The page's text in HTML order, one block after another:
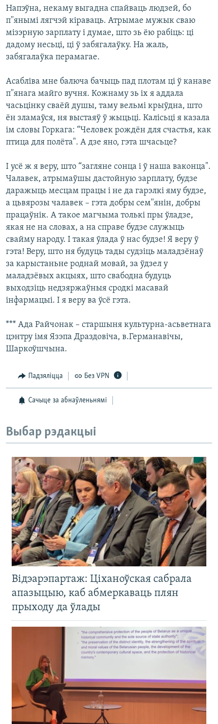
Напэўна, некаму выгадна спайваць людзей, бо
п''янымі лягчэй кіраваць. Атрымае мужык сваю
мізэрную зарплату і думае, што зь ёю рабіць: ці
дадому несьці, ці ў забягалаўку. На жаль,
забягалаўка перамагае.
Асабліва мне балюча бачыць пад плотам ці ў канаве
п''янага майго вучня. Кожнаму зь іх я аддала
часьцінку сваёй душы, таму вельмі крыўдна, што
ён зламаўся, ня выстаяў ў жыцьці. Калісьці я казала
ім словы Горкага: “Человек рождён для счастья, как
птица для полёта". А дзе яно, гэта шчасьце?
І усё ж я веру, што “загляне сонца і ў наша ваконца".
Чалавек, атрымаўшы дастойную зарплату, будзе
даражыць месцам працы і не да гарэлкі яму будзе,
а цьвярозы чалавек – гэта добры сем''янін, добры
працаўнік. А такое магчыма толькі пры ўладзе,
якая не на словах, а на справе будзе служыць
свайму народу. І такая ўлада ў нас будзе! Я веру ў
гэта! Веру, што ня будуць тады судзіць маладзёнаў
за карыстаньне роднай мовай, за ўдзел у
маладзёвых акцыях, што свабодна будуць
выходзіць недзяржаўныя сродкі масавай
інфармацыі. І я веру ва ўсё гэта.
*** Ада Райчонак – старшыня культурна-асьветнага
цэнтру імя Язэпа Драздовіча, в.Германавічы,
Шаркоўшчына.
Падзяліцца Без VPN
Сачыце за абнаўленьнямі
Выбар рэдакцыі
Відэарэпартаж: Ціханоўская сабрала
апазыцыю, каб абмеркаваць плян
прыходу да ўлады